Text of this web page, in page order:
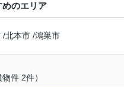
めのエリア
/北本市 /鴻巣市
件 2件）